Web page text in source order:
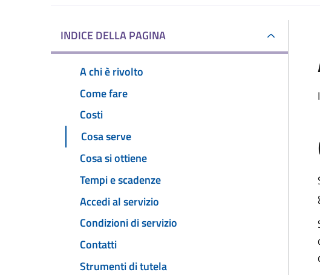
INDICE DELLA PAGINA
A chi è rivolto
Come fare
Costi
Cosa serve
Cosa si ottiene
Tempi e scadenze
Accedi al servizio
Condizioni di servizio
Contatti
Strumenti di tutela